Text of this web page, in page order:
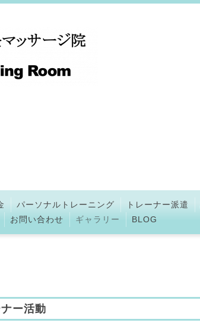
パーソナルトレーニング トレーナー派遣
お問い合わせ ギャラリー BLOG
ナー活動